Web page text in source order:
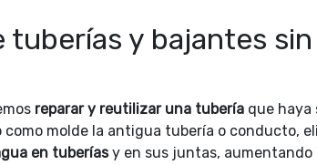
tuberías y bajantes
reparar y reutilizar una tubería que haya
molde la antigua tubería o conducto,
en tuberíasy en sus juntas, aumentando